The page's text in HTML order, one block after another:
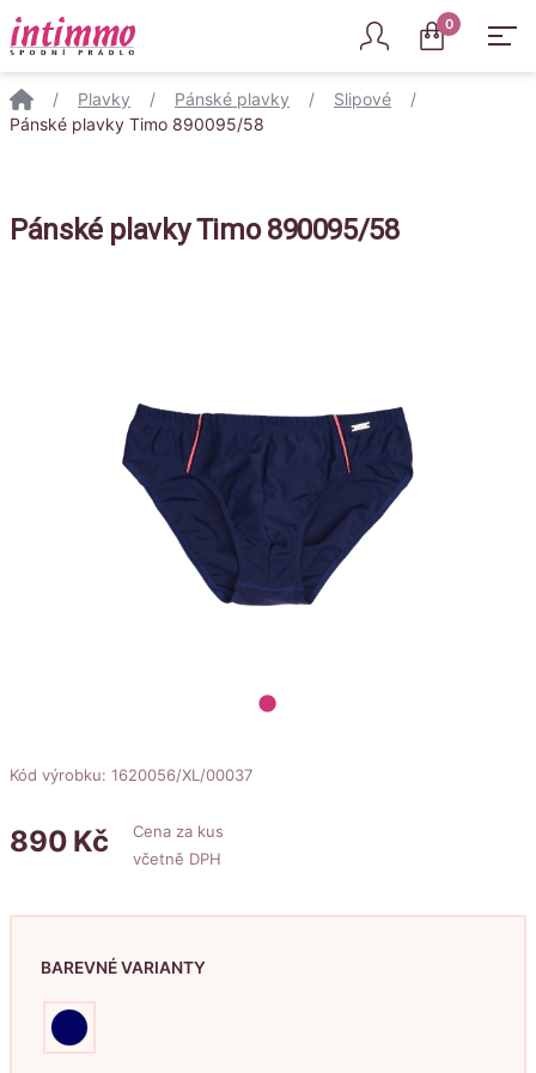
Intimmo 0
/ Plavky / Pánské plavky / Slipové
/
Pánské plavky Timo 890095/58
Pánské plavky Timo 890095/58
lens
Kód výrobku: 1620056/XL/00037
890 Kč
Cena za kus
včetně DPH
BAREVNÉ VARIANTY